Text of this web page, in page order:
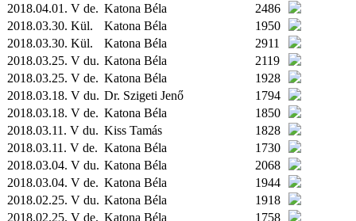
2018.04.01. V de. Katona Béla
2486
2018.03.30. Kül. Katona Béla
1950
2018.03.30. Kül. Katona Béla
2911
2018.03.25. V du. Katona Béla
2119
2018.03.25. V de. Katona Béla
1928
2018.03.18. V du. Dr. Szigeti Jenő
1794
2018.03.18. V de. Katona Béla
1850
2018.03.11. V du. Kiss Tamás
1828
2018.03.11. V de. Katona Béla
1730
2018.03.04. V du. Katona Béla
2068
2018.03.04. V de. Katona Béla
1944
2018.02.25. V du. Katona Béla
1918
2018.02.25. V de. Katona Béla
1758